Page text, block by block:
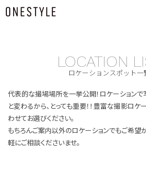
LOCATION
ロケーションスポット一
代表的な撮場場所を一挙公開！ロケーションで
と変わるから、とっても重要！！豊富な撮影ロ
わせてお選びください。
もちろんご案内以外のロケーションでもご希望
軽にご相談くださいませ。